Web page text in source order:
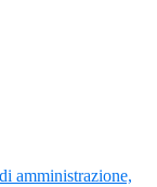
amministrazione,